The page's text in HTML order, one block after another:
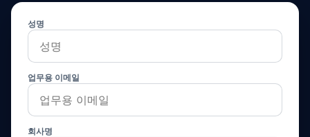
성명
업무용 이메일
회사명